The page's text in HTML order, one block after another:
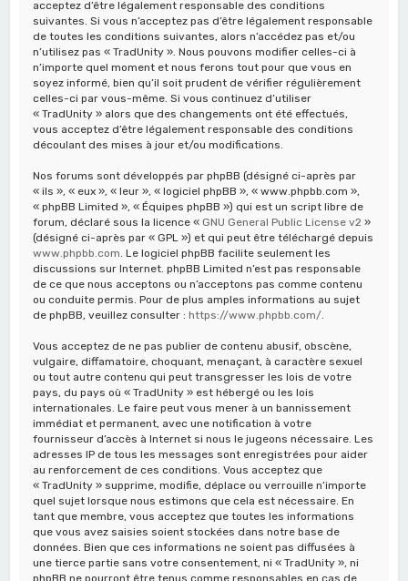
acceptez d’être légalement responsable des conditions
suivantes. Si vous n’acceptez pas d’être légalement responsable
de toutes les conditions suivantes, alors n’accédez pas et/ou
n’utilisez pas « TradUnity ». Nous pouvons modifier celles-ci à
n’importe quel moment et nous ferons tout pour que vous en
soyez informé, bien qu’il soit prudent de vérifier régulièrement
celles-ci par vous-même. Si vous continuez d’utiliser
« TradUnity » alors que des changements ont été effectués,
vous acceptez d’être légalement responsable des conditions
découlant des mises à jour et/ou modifications.
Nos forums sont développés par phpBB (désigné ci-après par
« ils », « eux », « leur », « logiciel phpBB », « www.phpbb.com »,
« phpBB Limited », « Équipes phpBB ») qui est un script libre de
forum, déclaré sous la licence « GNU General Public License v2 »
(désigné ci-après par « GPL ») et qui peut être téléchargé depuis
www.phpbb.com . Le logiciel phpBB facilite seulement les
discussions sur Internet. phpBB Limited n’est pas responsable
de ce que nous acceptons ou n’acceptons pas comme contenu
ou conduite permis. Pour de plus amples informations au sujet
de phpBB, veuillez consulter : https://www.phpbb.com/
Vous acceptez de ne pas publier de contenu abusif, obscène,
vulgaire, diffamatoire, choquant, menaçant, à caractère sexuel
ou tout autre contenu qui peut transgresser les lois de votre
pays, du pays où « TradUnity » est hébergé ou les lois
internationales. Le faire peut vous mener à un bannissement
immédiat et permanent, avec une notification à votre
fournisseur d’accès à Internet si nous le jugeons nécessaire. Les
adresses IP de tous les messages sont enregistrées pour aider
au renforcement de ces conditions. Vous acceptez que
« TradUnity » supprime, modifie, déplace ou verrouille n’importe
quel sujet lorsque nous estimons que cela est nécessaire. En
tant que membre, vous acceptez que toutes les informations
que vous avez saisies soient stockées dans notre base de
données. Bien que ces informations ne soient pas diffusées à
une tierce partie sans votre consentement, ni « TradUnity », ni
phpBB ne pourront être tenus comme responsables en cas de